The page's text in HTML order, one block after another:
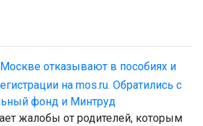
отказывают в пособиях и
на mos.ru. Обратились с
фонд и Минтруд
жалобы от родителей, которым